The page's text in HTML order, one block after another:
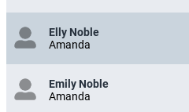
Elly Noble
Amanda
Emily Noble
Amanda